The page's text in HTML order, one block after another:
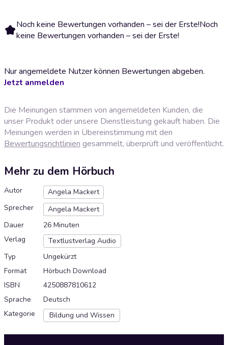
Noch keine Bewertungen vorhanden – sei der Erste!Noch
keine Bewertungen vorhanden – sei der Erste!
Nur angemeldete Nutzer können Bewertungen abgeben.
Jetzt anmelden
Die Meinungen stammen von angemeldeten Kunden, die
unser Produkt oder unsere Dienstleistung gekauft haben. Die
Meinungen werden in Übereinstimmung mit den
Bewertungsrichtlinien gesammelt, überprüft und veröffentlicht.
Mehr zu dem Hörbuch
Autor
Angela Mackert
Sprecher
Angela Mackert
Dauer
26 Minuten
Verlag
Textlustverlag Audio
Typ
Ungekürzt
Format
Hörbuch Download
ISBN
4250887810612
Sprache
Deutsch
Kategorie
Bildung und Wissen